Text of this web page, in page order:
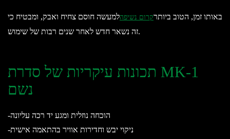
באותו זמן, הטוב ביותרקרום נשיפהלמעשה חוסם צחיח ואבק, ומבטיח כי
זה נשאר חדש לאחר שנים רבות של שימוש.
תכונות עיקריות של סדרת MK-1
נשם
-הוכחה נוזלית ומגע יד רכה עליונה
-ניקוי יבש וחדירות אוויר בהתאמה אישית